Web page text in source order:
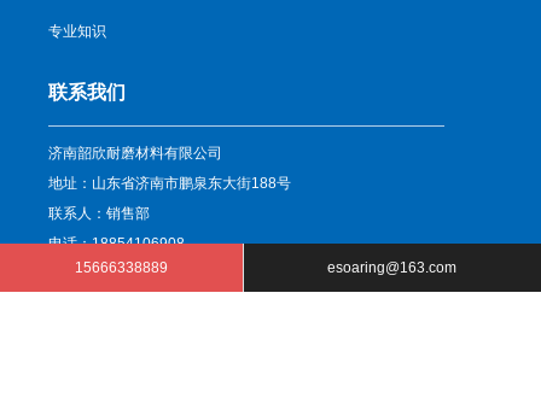
专业知识
联系我们
济南韶欣耐磨材料有限公司
地址：山东省济南市鹏泉东大街188号
联系人：销售部
电话：18854106908
电子邮件：esoaring@163.com
15666338889 esoaring@163.com